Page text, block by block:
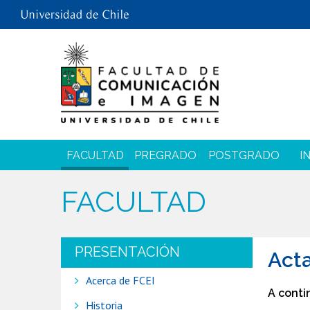
FACULTAD PREGRADO POSTGRADO
FACULTAD
PRESENTACIÓN
Acerca de FCEI
Historia
A